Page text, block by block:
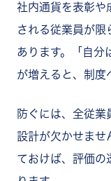
社内通貨を表彰や
される従業員が限
あります。「自分
が増えると、制度
防ぐには、全従業
設計が欠かせませ
ておけば、評価の